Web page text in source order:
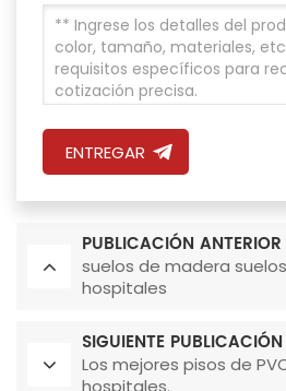
ENTREGAR
PUBLICACIÓN ANTERIOR
suelos de madera
hospitales
SIGUIENTE PUBLICACIÓN
Los mejores pisos de
hospitales.